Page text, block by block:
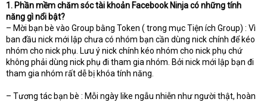
1. Phần mềm chăm sóc tài khoản Facebook Ninja có những tính
năng gì nổi bật?
– Mời bạn bè vào Group bằng Token ( trong mục Tiện ích Group) : Vì
ban đầu nick mới lập chưa có nhóm bạn cần dùng nick chính để kéo
nhóm cho nick phụ. Lưu ý nick chính kéo nhóm cho nick phụ chứ
không phải dùng nick phụ đi tham gia nhóm. Bởi nick mới lập bạn đi
tham gia nhóm rất dễ bị khóa tính năng.
– Tương tác bạn bè : Mỗi ngày like ngẫu nhiễn như người thật, hoàn